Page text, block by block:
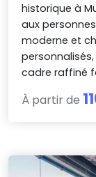
historique à
aux
moderne et
cadre raffiné
À partir de